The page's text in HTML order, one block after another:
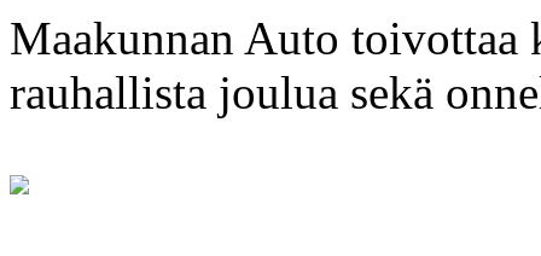
Maakunnan Auto
rauhallista joulua sekä